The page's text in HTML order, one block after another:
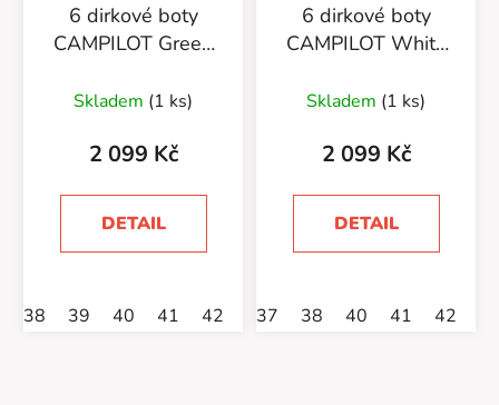
6 dirkové boty
CAMPILOT Green
Skladem (1 ks)
2 099 Kč
DETAIL
38 39 40 41 42 43 45 46 47
6 dirkové boty
CAMPILOT White
Skladem (1 ks)
2 099 Kč
DETAIL
37 38 40 41 42